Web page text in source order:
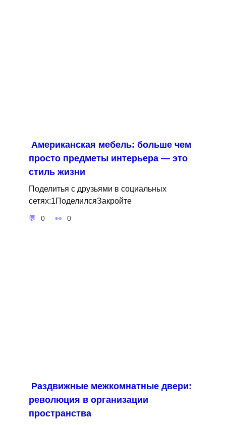
Американская мебель: больше чем
просто предметы интерьера — это
стиль жизни
Поделитья с друзьями в социальных
сетях:1ПоделилсяЗакройте
0 0
Раздвижные межкомнатные двери:
революция в организации
пространства